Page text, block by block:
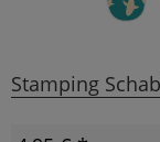
Stamping